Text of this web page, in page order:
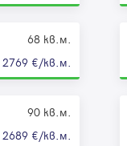
68 кв.м.
2769 €/кв.м.
90 кв.м.
2689 €/кв.м.